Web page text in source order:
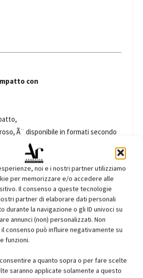
noi e i nostri partner utilizziamo
per memorizzare e/o accedere alle
Il consenso a queste tecnologie
partner di elaborare dati personali
durante la navigazione o gli ID univoci su
annunci (non) personalizzati. Non
consenso può influire negativamente su
funzioni.
a quanto sopra o per fare scelte
saranno applicate solamente a questo
con
Ã¨ disponibile in formati secondo
rivestimenti e oggettistica
stampistica realizzata a
massimo 300 x 300 mm